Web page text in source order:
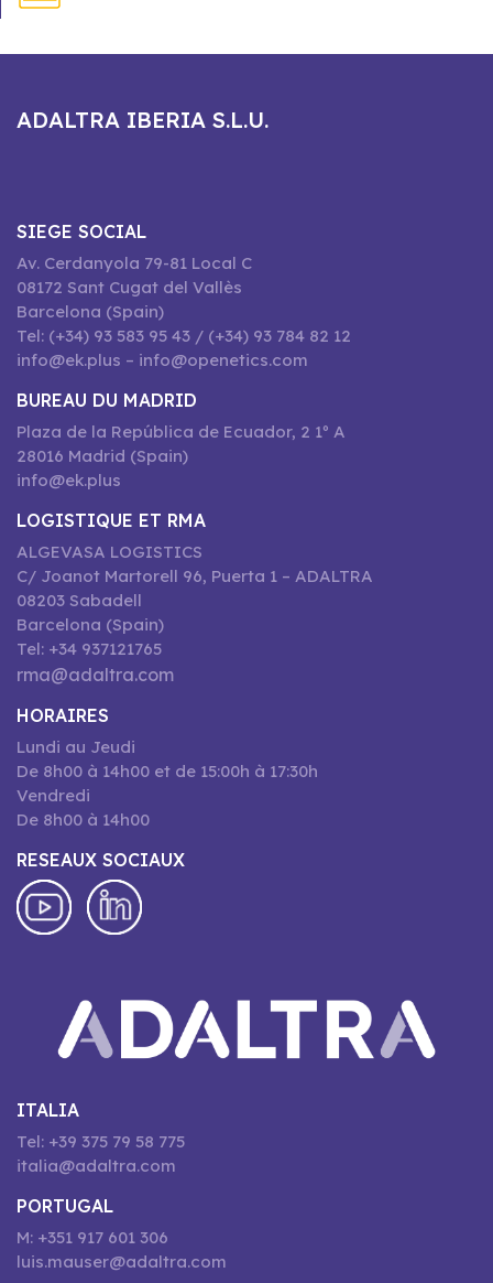
ADALTRA IBERIA S.L.U.
SIEGE SOCIAL
Av. Cerdanyola 79-81 Local C
08172 Sant Cugat del Vallès
Barcelona (Spain)
Tel: (+34) 93 583 95 43 / (+34) 93 784 82 12
info@ek.plus – info@openetics.com
BUREAU DU MADRID
Plaza de la República de Ecuador, 2 1º A
28016 Madrid (Spain)
info@ek.plus
LOGISTIQUE ET RMA
ALGEVASA LOGISTICS
C/ Joanot Martorell 96, Puerta 1 – ADALTRA
08203 Sabadell
Barcelona (Spain)
Tel: +34 937121765
rma@adaltra.com
HORAIRES
Lundi au Jeudi
De 8h00 à 14h00 et de 15:00h à 17:30h
Vendredi
De 8h00 à 14h00
RESEAUX SOCIAUX
ITALIA
Tel: +39 375 79 58 775
italia@adaltra.com
PORTUGAL
M: +351 917 601 306
luis.mauser@adaltra.com